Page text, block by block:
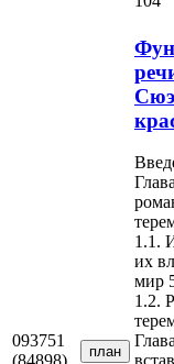
093751
(84898)
план
1.1.
их
мир
1.2.